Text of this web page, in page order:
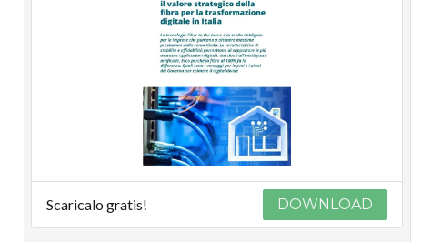
Scaricalo gratis! DOWNLOAD